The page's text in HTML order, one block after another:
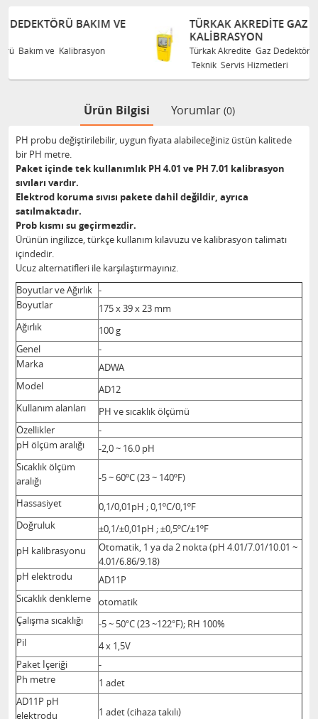
TÜRKAK AKREDITE GAZ DEDEKTÖRÜ BAKIM VE
Türkak Akredite Gaz Dedektörü Bakım ve Kalibrasyon
Teknik Servis Hizmetleri
Ürün Bilgisi Yorumlar (0)
PH probu değiştirilebilir, uygun fiyata alabileceğiniz üstün kalitede
bir PH metre.
Paket içinde tek kullanımlık PH 4.01 ve PH 7.01 kalibrasyon
sıvıları vardır.
Elektrod koruma sıvısı pakete dahil değildir, ayrıca
satılmaktadır.
Prob kısmı su geçirmezdir.
Ürünün ingilizce, türkçe kullanım kılavuzu ve kalibrasyon talimatı
içindedir.
Ucuz alternatifleri ile karşılaştırmayınız.
Boyutlar ve Ağırlık -
Boyutlar
175 x 39 x 23 mm
Ağırlık
100 g
Genel
-
Marka
ADWA
Model
AD12
Kullanım alanları
PH ve sıcaklık ölçümü
Özellikler
-
pH ölçüm aralığı
-2,0 ~ 16.0 pH
Sıcaklık ölçüm
aralığı
-5 ~ 60ºC (23 ~ 140ºF)
Hassasiyet
0,1/0,01pH ; 0,1ºC/0,1ºF
Doğruluk
±0,1/±0,01pH ; ±0,5ºC/±1ºF
pH kalibrasyonu
Otomatik, 1 ya da 2 nokta (pH 4.01/7.01/10.01 ~
4.01/6.86/9.18)
pH elektrodu
AD11P
Sıcaklık denkleme
otomatik
Çalışma sıcaklığı
-5 ~ 50°C (23 ~122°F); RH 100%
Pil
4 x 1,5V
Paket İçeriği
-
Ph metre
1 adet
AD11P pH
elektrodu
1 adet (cihaza takılı)